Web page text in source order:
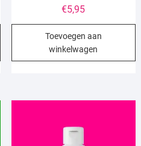
€5,95
Toevoegen aan
winkelwagen